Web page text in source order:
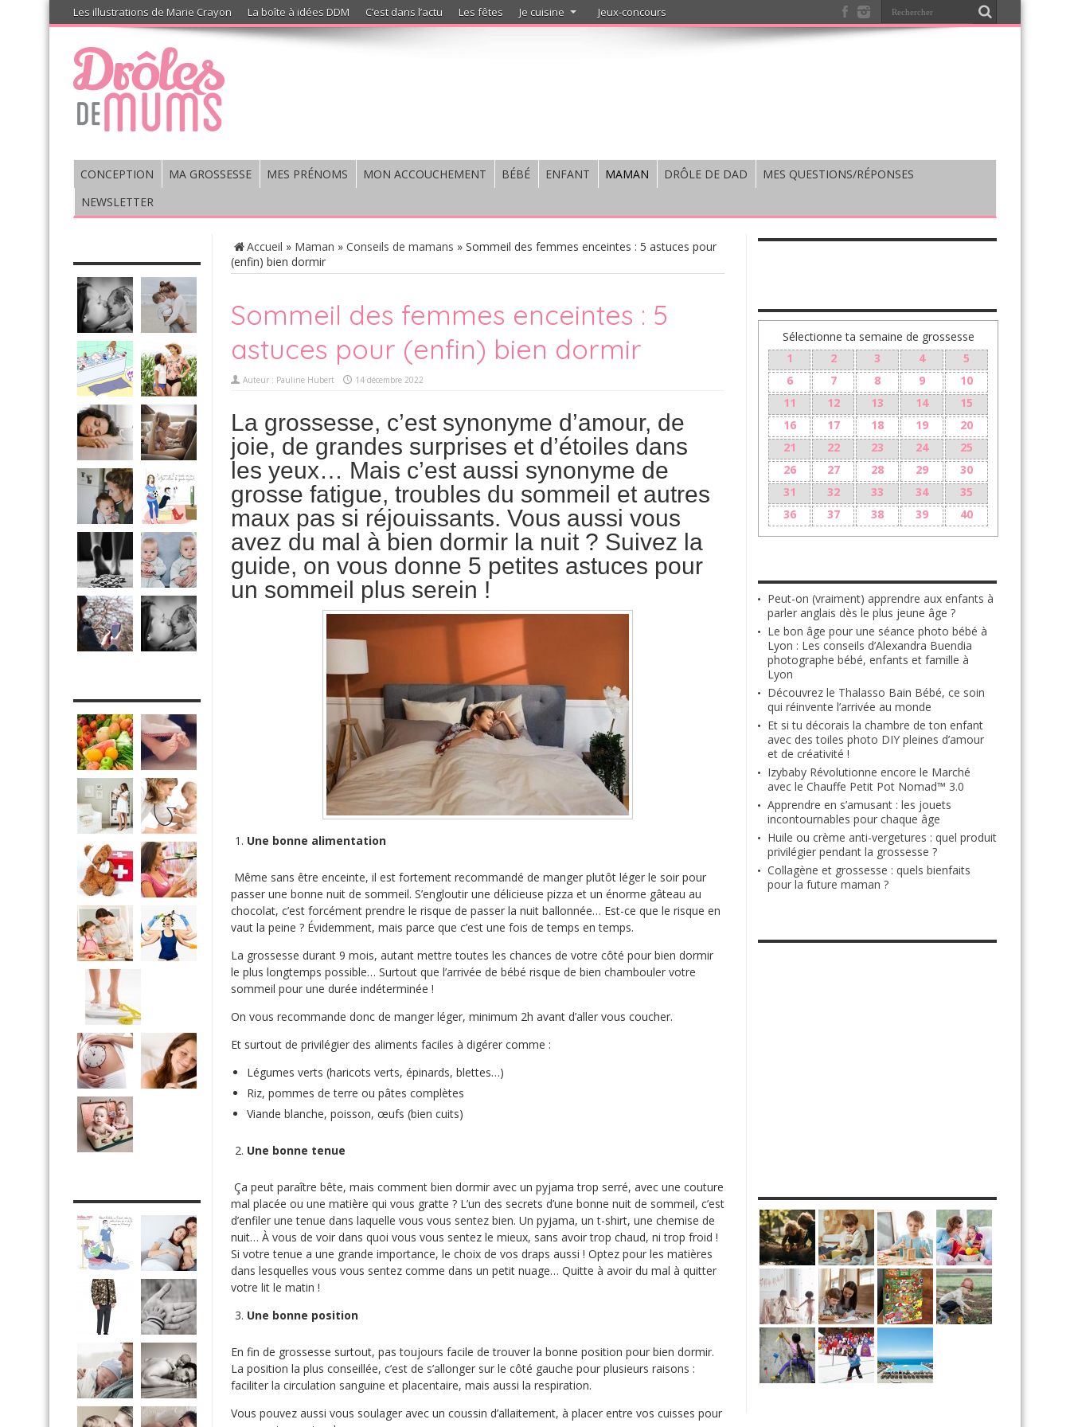
Les illustrations de Marie Crayon La boîte à idées DDM C’est dans l’actu Les fêtes Je cuisine Jeux-concours
CONCEPTION MA GROSSESSE MES PRÉNOMS MON ACCOUCHEMENT BÉBÉ ENFANT MAMAN DRÔLE DE DAD
MES QUESTIONS/RÉPONSES
NEWSLETTER
Accueil » Maman » Conseils de mamans » Sommeil des femmes enceintes : 5 astuces pour
(enfin) bien dormir
Sommeil des femmes enceintes : 5
astuces pour (enfin) bien dormir
Auteur : Pauline Hubert 14 décembre 2022
La grossesse, c’est synonyme d’amour, de
joie, de grandes surprises et d’étoiles dans
les yeux… Mais c’est aussi synonyme de
grosse fatigue, troubles du sommeil et autres
maux pas si réjouissants. Vous aussi vous
avez du mal à bien dormir la nuit ? Suivez la
guide, on vous donne 5 petites astuces pour
un sommeil plus serein !
Une bonne alimentation
Même sans être enceinte, il est fortement recommandé de manger plutôt léger le soir pour
passer une bonne nuit de sommeil. S’engloutir une délicieuse pizza et un énorme gâteau au
chocolat, c’est forcément prendre le risque de passer la nuit ballonnée… Est-ce que le risque en
vaut la peine ? Évidemment, mais parce que c’est une fois de temps en temps.
La grossesse durant 9 mois, autant mettre toutes les chances de votre côté pour bien dormir
le plus longtemps possible… Surtout que l’arrivée de bébé risque de bien chambouler votre
sommeil pour une durée indéterminée !
On vous recommande donc de manger léger, minimum 2h avant d’aller vous coucher.
Et surtout de privilégier des aliments faciles à digérer comme :
Légumes verts (haricots verts, épinards, blettes…)
Riz, pommes de terre ou pâtes complètes
Viande blanche, poisson, œufs (bien cuits)
Une bonne tenue
Ça peut paraître bête, mais comment bien dormir avec un pyjama trop serré, avec une couture
mal placée ou une matière qui vous gratte ? L’un des secrets d’une bonne nuit de sommeil, c’est
d’enfiler une tenue dans laquelle vous vous sentez bien. Un pyjama, un t-shirt, une chemise de
nuit… À vous de voir dans quoi vous vous sentez le mieux, sans avoir trop chaud, ni trop froid !
Si votre tenue a une grande importance, le choix de vos draps aussi ! Optez pour les matières
dans lesquelles vous vous sentez comme dans un petit nuage… Quitte à avoir du mal à quitter
votre lit le matin !
Une bonne position
En fin de grossesse surtout, pas toujours facile de trouver la bonne position pour bien dormir.
La position la plus conseillée, c’est de s’allonger sur le côté gauche pour plusieurs raisons :
faciliter la circulation sanguine et placentaire, mais aussi la respiration.
Vous pouvez aussi vous soulager avec un coussin d’allaitement, à placer entre vos cuisses pour
Sélectionne ta semaine de grossesse
1
2 3 4
5
6
7 8 9
10
11
12 13 14
15
16
17 18 19
20
21
22 23 24
25
26
27 28 29
30
31
32 33 34
35
36
37 38 39 40
Peut-on (vraiment) apprendre aux enfants à
parler anglais dès le plus jeune âge ?
Le bon âge pour une séance photo bébé à
Lyon : Les conseils d’Alexandra Buendia
photographe bébé, enfants et famille à
Lyon
Découvrez le Thalasso Bain Bébé, ce soin
qui réinvente l’arrivée au monde
Et si tu décorais la chambre de ton enfant
avec des toiles photo DIY pleines d’amour
et de créativité !
Izybaby Révolutionne encore le Marché
avec le Chauffe Petit Pot Nomad™ 3.0
Apprendre en s’amusant : les jouets
incontournables pour chaque âge
Huile ou crème anti-vergetures : quel produit
privilégier pendant la grossesse ?
Collagène et grossesse : quels bienfaits
pour la future maman ?